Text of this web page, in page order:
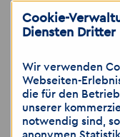
📱Per
📞 Telefonisch:
📍Akzent
GmbH
Cookie-
Diensten Dritter
Wir verwenden
Webseiten-
die für den
unserer
notwendig sind,
anonymen